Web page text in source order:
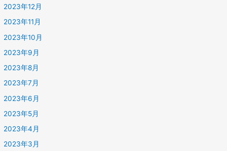
2023年12月
2023年11月
2023年10月
2023年9月
2023年8月
2023年7月
2023年6月
2023年5月
2023年4月
2023年3月